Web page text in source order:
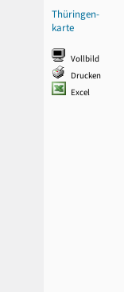
Thüringen-
karte
Vollbild
Drucken
Excel